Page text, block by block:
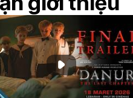
Phát đoạn giới